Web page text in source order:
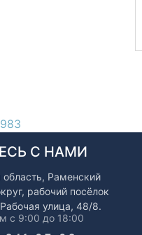
С НАМИ
Раменский
рабочий посёлок
улица, 48/8.
с 9:00 до 18:00